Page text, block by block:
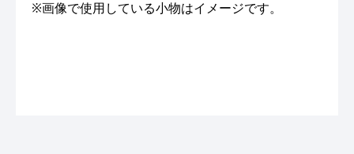
※画像で使用している小物はイメージです。